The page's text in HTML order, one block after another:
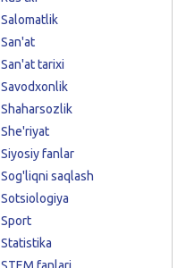
Salomatlik
San'at
San'at tarixi
Savodxonlik
Shaharsozlik
She'riyat
Siyosiy fanlar
Sog'liqni saqlash
Sotsiologiya
Sport
Statistika